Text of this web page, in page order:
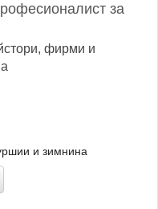
за
фирми и
и зимнина